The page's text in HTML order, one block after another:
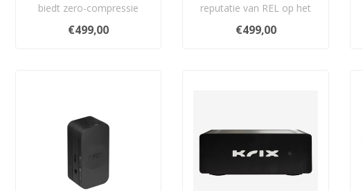
biedt zero-compressie
draadloos geluid voor de
nieuwe S..
€499,00
reputatie van REL op het
gebied van geavanceerde
draad..
€499,00